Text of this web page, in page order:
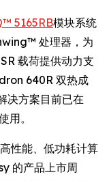
5165RB模块系统
处理器，为
载荷提供动力支
640R 双热成
决方案目前已在
用。
性能、低功耗计算
的产品上市周